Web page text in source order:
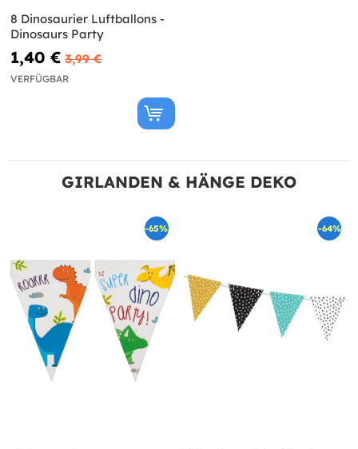
8 Dinosaurier Luftballons -
Dinosaurs Party
1,40 € 3,99 €
VERFÜGBAR
GIRLANDEN & HÄNGE DEKO
-65% -64%